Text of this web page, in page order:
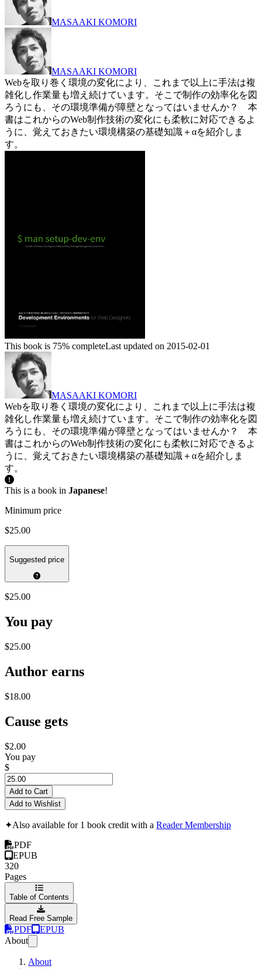
MASAAKI KOMORI
MASAAKI KOMORI
Webを取り巻く環境の変化により、これまで以上に手法は複
雑化し作業量も増え続けています。そこで制作の効率化を図
ろうにも、その環境準備が障壁となってはいませんか？ 本
書はこれからのWeb制作技術の変化にも柔軟に対応できるよ
うに、覚えておきたい環境構築の基礎知識＋αを紹介しま
す。
This book is 75% completeLast updated on 2015-02-01
MASAAKI KOMORI
Webを取り巻く環境の変化により、これまで以上に手法は複
雑化し作業量も増え続けています。そこで制作の効率化を図
ろうにも、その環境準備が障壁となってはいませんか？ 本
書はこれからのWeb制作技術の変化にも柔軟に対応できるよ
うに、覚えておきたい環境構築の基礎知識＋αを紹介しま
す。
This is a book in Japanese!
Minimum price
$25.00
Suggested price
$25.00
You pay
$25.00
Author earns
$18.00
Cause gets
$2.00
You pay
$
Add to Cart
Add to Wishlist
✦Also available for 1 book credit with a Reader Membership
PDF
EPUB
320
Pages
Table of Contents
Read Free Sample
PDF
EPUB
About
About